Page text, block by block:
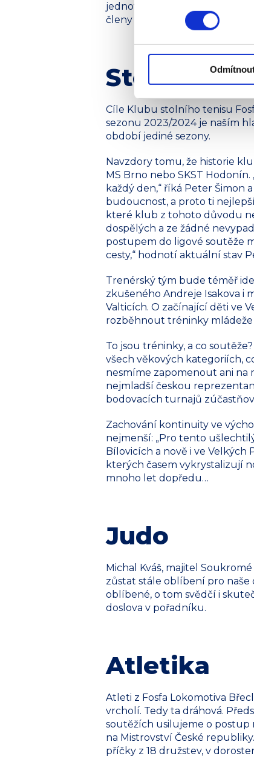
jednotlivých školách, tak i
členy klubu. A třeba v sobě
Stolní tenis
Cíle Klubu stolního tenisu
sezonu 2023/2024 je naším
období jediné sezony.
Navzdory tomu, že historie
MS Brno nebo SKST
každý den,“ říká Peter Šimon
budoucnost, a proto ti
které klub z tohoto důvodu
dospělých a ze žádné
postupem do ligové soutěže
cesty,“ hodnotí aktuální stav
Trenérský tým bude téměř
zkušeného Andreje Isakova i
Valticích. O začínající děti ve
rozběhnout tréninky mládeže
To jsou tréninky, a co
všech věkových kategoriích,
nesmíme zapomenout ani
nejmladší českou
bodovacích turnajů
Zachování kontinuity ve
nejmenší: „Pro tento
Bílovicích a nově i ve Velkých
kterých časem vykrystalizují
mnoho let dopředu…
Judo
Michal Kváš, majitel
zůstat stále oblíbení pro naše
oblíbené, o tom svědčí i
doslova v pořadníku.
Atletika
Atleti z Fosfa Lokomotiva
vrcholí. Tedy ta dráhová.
soutěžích usilujeme o postup
na Mistrovství České
příčky z 18 družstev, v